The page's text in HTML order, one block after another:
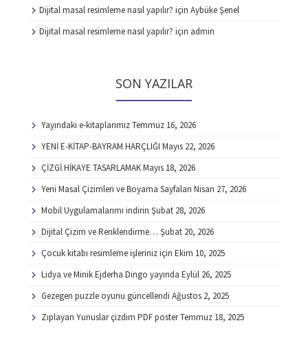
Dijital masal resimleme nasıl yapılır? için Aybüke Şenel
Dijital masal resimleme nasıl yapılır? için admin
SON YAZILAR
Yayındaki e-kitaplarımızTemmuz 16, 2026
YENİ E-KİTAP-BAYRAM HARÇLIĞI Mayıs 22, 2026
ÇİZGİ HİKAYE TASARLAMAKMayıs 18, 2026
Yeni Masal Çizimleri ve Boyama Sayfaları Nisan 27, 2026
Mobil Uygulamalarımı indirin Şubat 28, 2026
Dijital Çizim ve Renklendirme… Şubat 20, 2026
Çocuk kitabı resimleme işleriniz için Ekim 10, 2025
Lidya ve Minik Ejderha Dingo yayında Eylül 26, 2025
Gezegen puzzle oyunu güncellendi Ağustos 2, 2025
Zıplayan Yunuslar çizdim PDF posterTemmuz 18, 2025